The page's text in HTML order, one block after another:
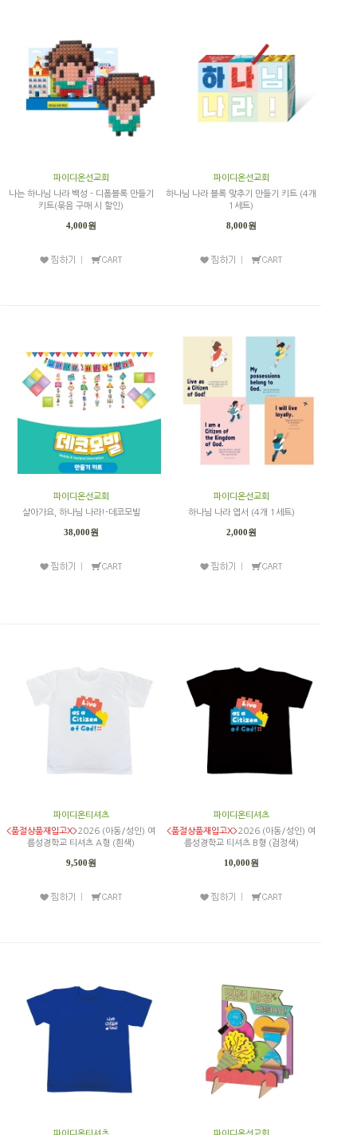
파이디온선교회
나는 하나님 나라 백성 - 디폼블록 만들기
키트(묶음 구매 시 할인)
4,000원
파이디온선교회
하나님 나라 블록 맞추기 만들기 키트 (4개
1세트)
8,000원
파이디온선교회
살아가요, 하나님 나라!-데코모빌
38,000원
파이디온선교회
하나님 나라 엽서 (4개 1세트)
2,000원
파이디온티셔츠
<품절상품재입고X>2026 (아동/성인) 여
름성경학교 티셔츠 A형 (흰색)
9,500원
파이디온티셔츠
<품절상품재입고X>2026 (아동/성인) 여
름성경학교 티셔츠 B형 (검정색)
10,000원